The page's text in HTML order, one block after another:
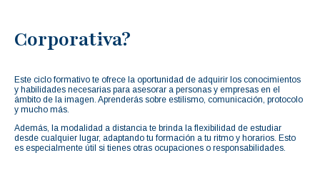
Corporativa?
Este ciclo formativo te ofrece la oportunidad de adquirir los conocimientos
y habilidades necesarias para asesorar a personas y empresas en el
ámbito de la imagen. Aprenderás sobre estilismo, comunicación, protocolo
y mucho más.
Además, la modalidad a distancia te brinda la flexibilidad de estudiar
desde cualquier lugar, adaptando tu formación a tu ritmo y horarios. Esto
es especialmente útil si tienes otras ocupaciones o responsabilidades.